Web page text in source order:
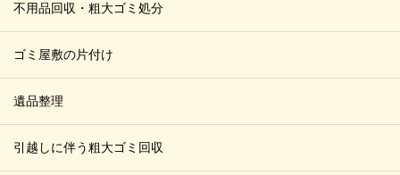
不用品回収・粗大ゴミ処分
ゴミ屋敷の片付け
遺品整理
引越しに伴う粗大ゴミ回収